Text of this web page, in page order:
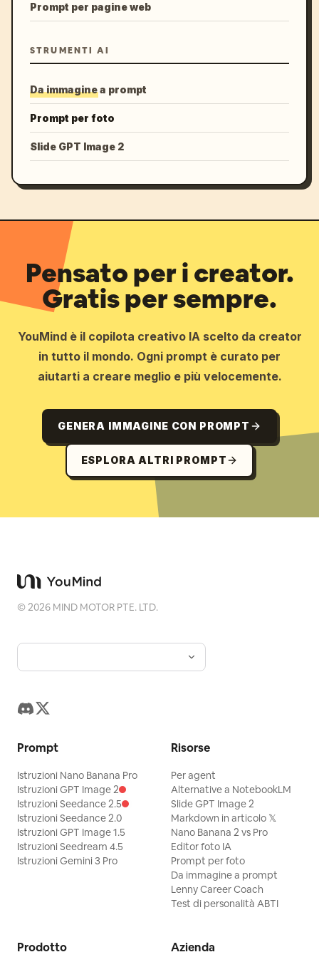
Prompt per pagine web
STRUMENTI AI
Da immagine a prompt
Prompt per foto
Slide GPT Image 2
Pensato per i creator.
Gratis per sempre.
YouMind è il copilota creativo IA scelto da creator
in tutto il mondo. Ogni prompt è curato per
aiutarti a creare meglio e più velocemente.
GENERA IMMAGINE CON PROMPT
ESPLORA ALTRI PROMPT
©2026 MIND MOTOR PTE. LTD.
Prompt
Istruzioni Nano Banana Pro
Istruzioni GPT Image 2
Istruzioni Seedance 2.5
Istruzioni Seedance 2.0
Istruzioni GPT Image 1.5
Istruzioni Seedream 4.5
Istruzioni Gemini 3 Pro
Risorse
Per agent
Alternative a NotebookLM
Slide GPT Image 2
Markdown in articolo 𝕏
Nano Banana 2 vs Pro
Editor foto IA
Prompt per foto
Da immagine a prompt
Lenny Career Coach
Test di personalità ABTI
Prodotto Azienda